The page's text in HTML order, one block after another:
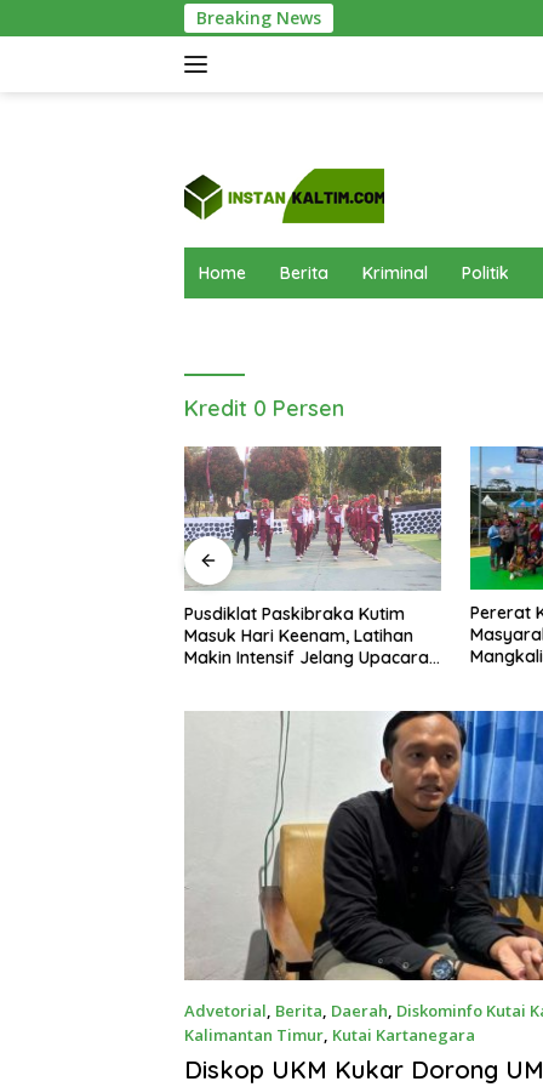
ke
Breaking News Pusdiklat
Home Berita Kriminal Politik
Kredit 0 Persen
Pererat Kebersamaan dengan
Masyarakat, Brigif TP 32
Mangkalihat Gelar Turnamen
Patriot
Penentu,
II Resmi
Advetorial, Berita, Daerah, Diskominfo Kutai
Kalimantan Timur, Kutai Kartanegara
April 17, 2025
Diskop UKM Kukar Dorong